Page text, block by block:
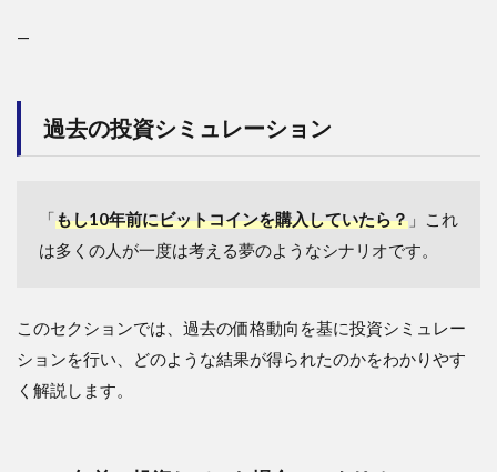
—
過去の投資シミュレーション
「もし10年前にビットコインを購入していたら？ 」これ
は多くの人が一度は考える夢のようなシナリオです。
このセクションでは、過去の価格動向を基に投資シミュレー
ションを行い、どのような結果が得られたのかをわかりやす
く解説します。